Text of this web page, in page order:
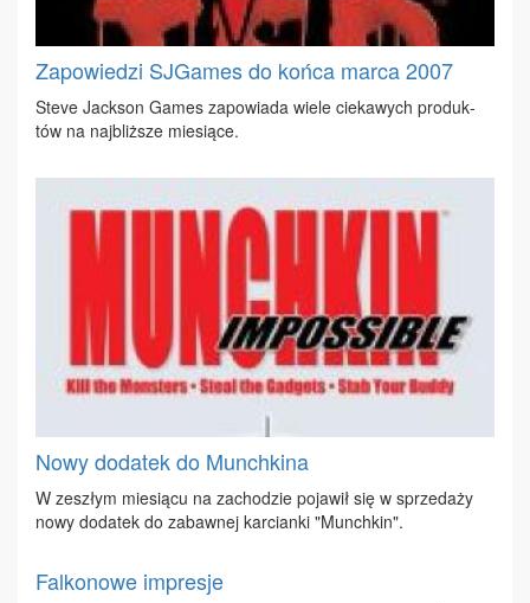
Zapowiedzi SJGames do końca marca 2007
Ste­ve Jack­son Ga­mes za­po­wia­da wie­le cie­ka­wych pro­duk­
tów na naj­bliż­sze mie­sią­ce.
Nowy dodatek do Munchkina
W ze­szłym mie­sią­cu na za­cho­dzie po­ja­wił się w sprze­da­ży
no­wy do­da­tek do za­baw­nej kar­cian­ki "Munch­kin".
Falkonowe impresje